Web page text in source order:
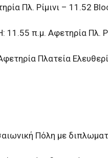
Πλ. Ρίμινι – 11.52
π.μ. Αφετηρία Πλ.
Πλατεία
Πόλη με